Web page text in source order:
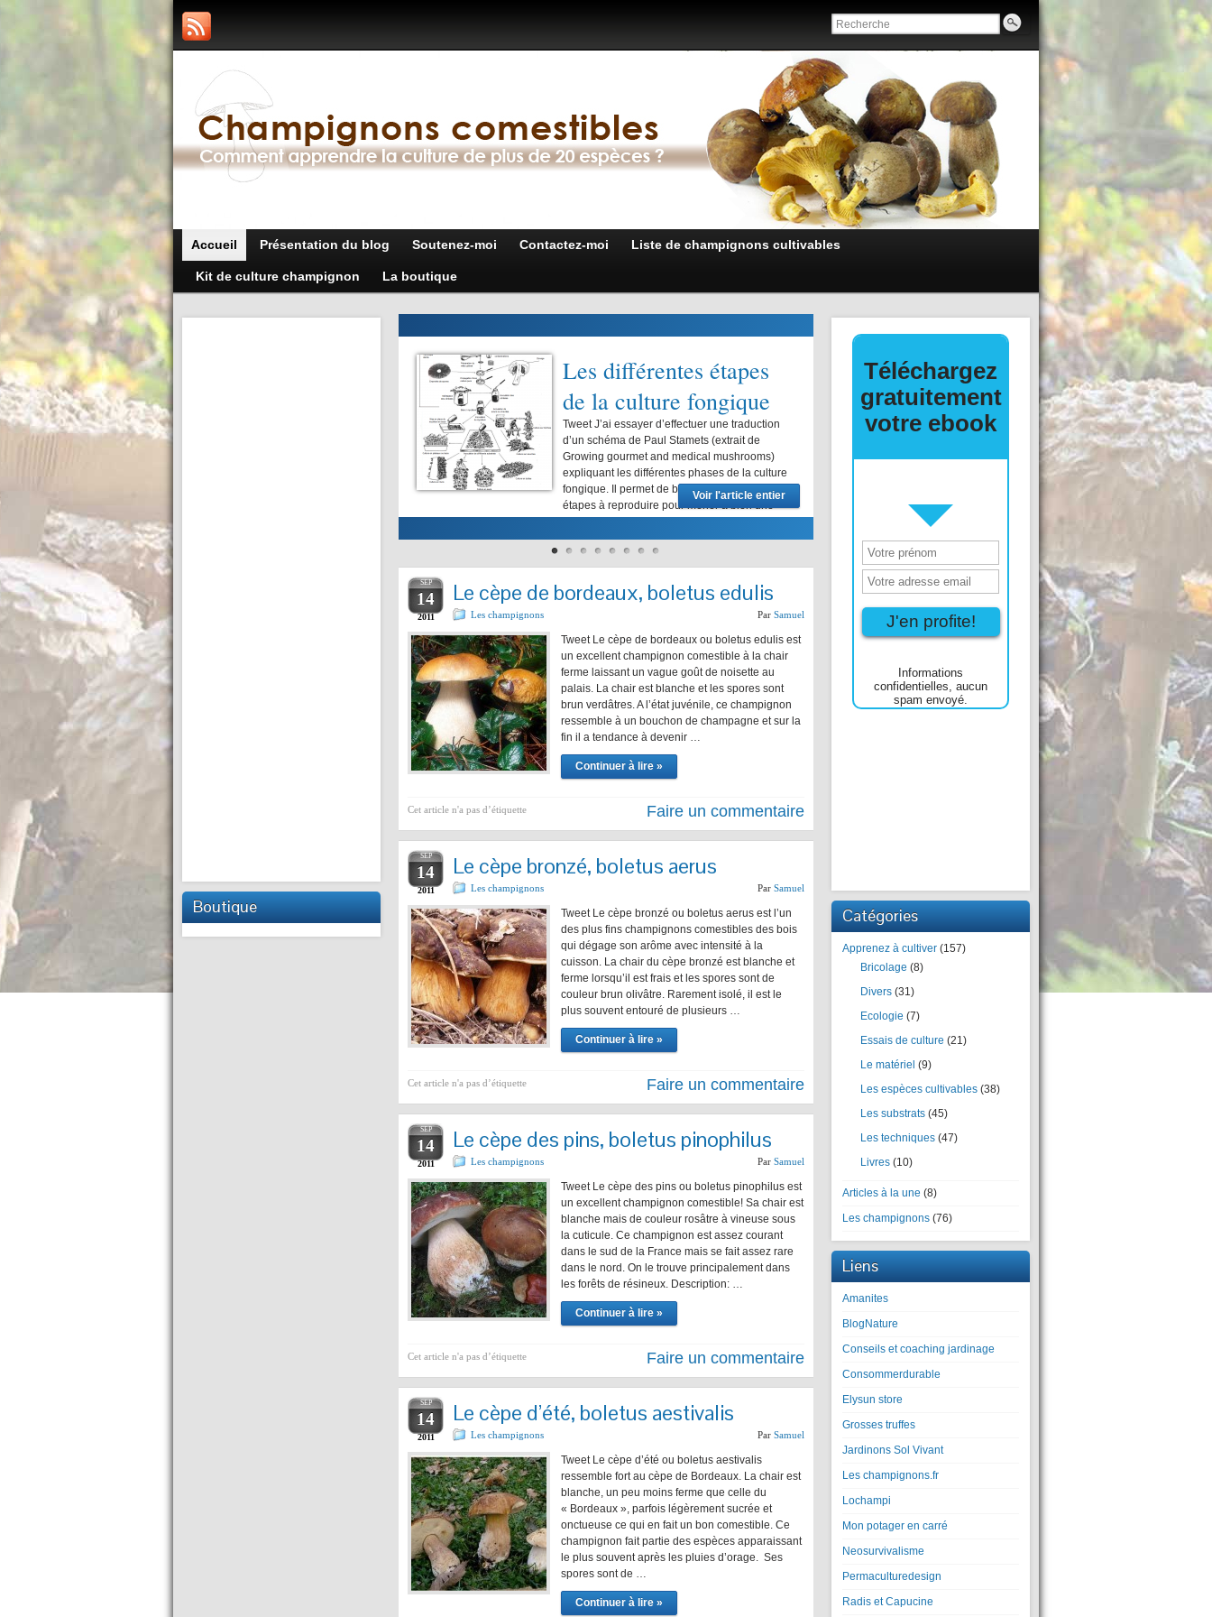
Accueil Présentation du blog Soutenez-moi Contactez-moi Liste de champignons cultivables
Kit de culture champignon La boutique
Boutique
7 conseils pour un
maximum de stérilité
lors de la culture
contaminés par d’autres micro-organismes (levures, bactéries ou spores).
L’objectif est de coloniser le substrat uniquement avec les spores ou le
mycélium du champignon que l’on …
Les différentes étapes
de la culture fongique
Tweet J’ai essayer d’effectuer une traduction
d’un schéma de Paul Stamets (extrait de
Growing gourmet and medical mushrooms)
expliquant les différentes phases de la culture
fongique. Il permet de bien visualiser les
étapes à reproduire pour mener à bien une
champignons est d’obtenir une …
Voir l'article entier
La culture de mycélium
sur agar-agar ou milieu
gélosé
Tweet Qu’est ce que l’agar-agar? L’agar-agar
est un produit gélifiant obtenu à partir d’algues
rouges. Il est utilisé en cuisine pour remplacer
la gélatine animale car c’est un liant et gélifiant
végétal très efficace. Nous pouvons le trouver sous forme de poudre dans les
surement …
Voir l'article entier
SEP
14
2011
Le cèpe de bordeaux, boletus edulis
Les champignons Par Samuel
Tweet Le cèpe de bordeaux ou boletus edulis est
un excellent champignon comestible à la chair
ferme laissant un vague goût de noisette au
palais. La chair est blanche et les spores sont
brun verdâtres. A l’état juvénile, ce champignon
ressemble à un bouchon de champagne et sur la
fin il a tendance à devenir …
Continuer à lire »
Cet article n'a pas d’étiquette Faire un commentaire
SEP
14
2011
Le cèpe bronzé, boletus aerus
Les champignons Par Samuel
Tweet Le cèpe bronzé ou boletus aerus est l’un
des plus fins champignons comestibles des bois
qui dégage son arôme avec intensité à la
cuisson. La chair du cèpe bronzé est blanche et
ferme lorsqu’il est frais et les spores sont de
couleur brun olivâtre. Rarement isolé, il est le
plus souvent entouré de plusieurs …
Continuer à lire »
Cet article n'a pas d’étiquette Faire un commentaire
SEP
14
2011
Le cèpe des pins, boletus pinophilus
Les champignons Par Samuel
Tweet Le cèpe des pins ou boletus pinophilus est
un excellent champignon comestible! Sa chair est
blanche mais de couleur rosâtre à vineuse sous
la cuticule. Ce champignon est assez courant
dans le sud de la France mais se fait assez rare
dans le nord. On le trouve principalement dans
les forêts de résineux. Description: …
Continuer à lire »
Cet article n'a pas d’étiquette Faire un commentaire
SEP
14
2011
Le cèpe d’été, boletus aestivalis
Les champignons Par Samuel
Tweet Le cèpe d’été ou boletus aestivalis
ressemble fort au cèpe de Bordeaux. La chair est
blanche, un peu moins ferme que celle du
« Bordeaux », parfois légèrement sucrée et
onctueuse ce qui en fait un bon comestible. Ce
champignon fait partie des espèces apparaissant
le plus souvent après les pluies d’orage. Ses
spores sont de …
Continuer à lire »
Catégories
Apprenez à cultiver (157)
Bricolage (8)
Divers (31)
Ecologie (7)
Essais de culture (21)
Le matériel (9)
Les espèces cultivables (38)
Les substrats (45)
Les techniques (47)
Livres (10)
Articles à la une (8)
Les champignons (76)
Liens
Amanites
BlogNature
Conseils et coaching jardinage
Consommerdurable
Elysun store
Grosses truffes
Jardinons Sol Vivant
Les champignons.fr
Lochampi
Mon potager en carré
Neosurvivalisme
Permaculturedesign
Radis et Capucine